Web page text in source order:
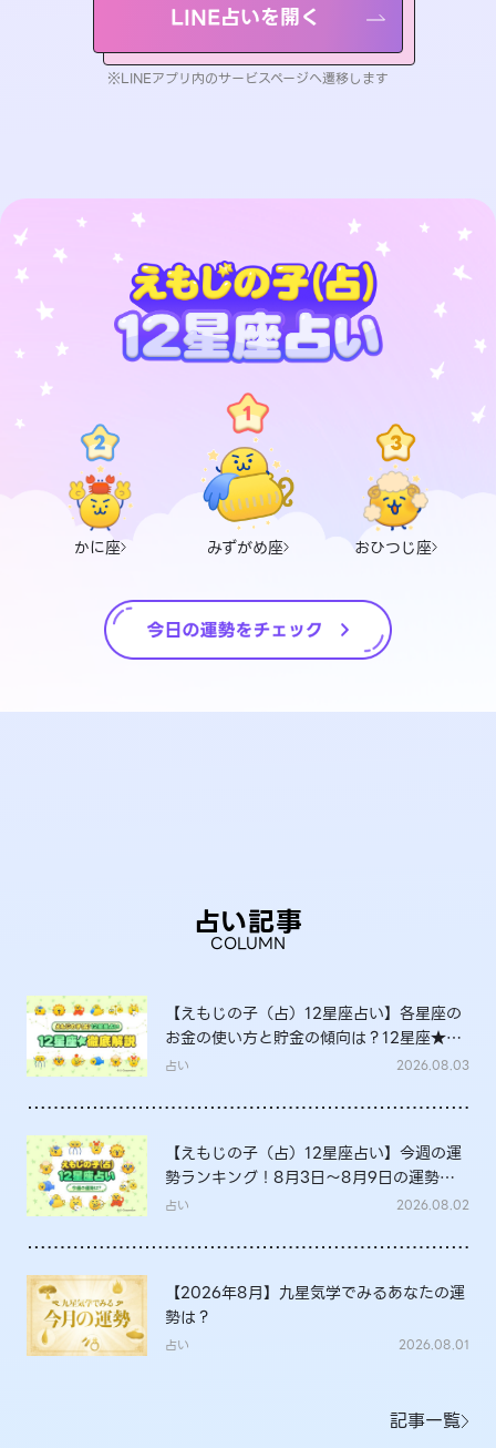
LINE占いを開く
※LINEアプリ内のサービスページへ遷移します
かに座 みずがめ座 おひつじ座
占い記事
COLUMN
【えもじの子（占）12星座占い】各星座の
お金の使い方と貯金の傾向は？12星座★徹
底解説
占い 2026.08.03
【えもじの子（占）12星座占い】今週の運
勢ランキング！8月3日～8月9日の運勢
は？
占い 2026.08.02
【2026年8月】九星気学でみるあなたの運
勢は？
占い 2026.08.01
記事一覧